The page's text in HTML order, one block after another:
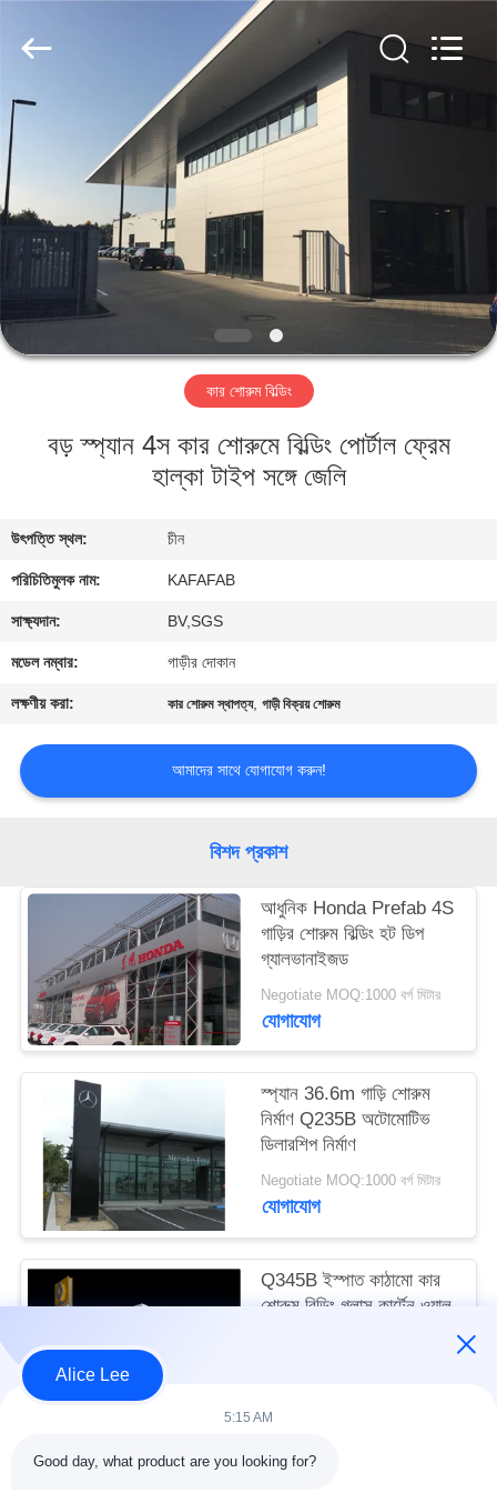
বাড়ি
পণ্য
ভিডিও
ভিআর
শো
আমাদের
কারখানা
পরিদর্শন
গুণমান
নিয়ন্ত্রণ
আমাদের
সাথে
করুন
মামলা
ম্যাপ
গোপনীয়তা
নীতি
Reserved.
কার শোরুম বিল্ডিং
বড় স্প্যান 4স কার শোরুমে বিল্ডিং পোর্টাল ফ্রেম
হাল্কা টাইপ সঙ্গে জেলি
উৎপত্তি স্থল: চীন
পরিচিতিমুলক নাম: KAFAFAB
সাক্ষ্যদান: BV,SGS
মডেল নম্বার: গাড়ীর দোকান
লক্ষণীয় করা: কার শোরুম স্থাপত্য,গাড়ী বিক্রয় শোরুম
আমাদের সাথে যোগাযোগ করুন!
বিশদ প্রকাশ
আধুনিক Honda Prefab 4S
গাড়ির শোরুম বিল্ডিং হট ডিপ
গ্যালভানাইজড
Negotiate MOQ:1000 বর্গ মিটার
যোগাযোগ
স্প্যান 36.6m গাড়ি শোরুম
নির্মাণ Q235B অটোমোটিভ
ডিলারশিপ নির্মাণ
Negotiate MOQ:1000 বর্গ মিটার
যোগাযোগ
Q345B ইস্পাত কাঠামো কার
শোরুম বিল্ডিং গ্লাস কার্টেন ওয়াল
Alice Lee
5:15 AM
Good day, what product are you looking for?